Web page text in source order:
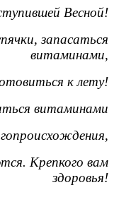
Весной!
запасаться
витаминами,
к лету!
витаминами
происхождения,
Крепкого вам
здоровья!